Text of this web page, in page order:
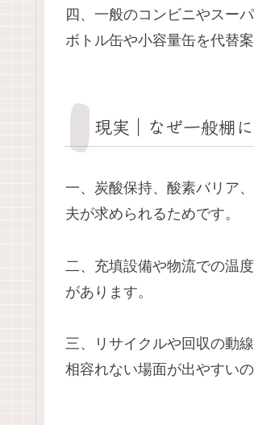
四、一般のコンビニやスー
ボトル缶や小容量缶を代替
現実｜なぜ一般棚
一、炭酸保持、酸素バリア
夫が求められるためです。
二、充填設備や物流での温
があります。
三、リサイクルや回収の動
相容れない場面が出やすいの